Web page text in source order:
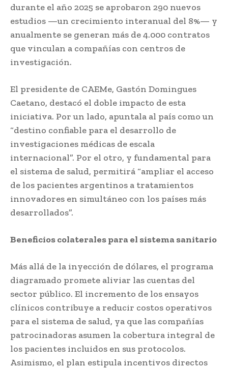
durante el año 2025 se aprobaron 290 nuevos
estudios —un crecimiento interanual del 8%— y
anualmente se generan más de 4.000 contratos
que vinculan a compañías con centros de
investigación.
El presidente de CAEMe, Gastón Domingues
Caetano, destacó el doble impacto de esta
iniciativa. Por un lado, apuntala al país como un
“destino confiable para el desarrollo de
investigaciones médicas de escala
internacional”. Por el otro, y fundamental para
el sistema de salud, permitirá “ampliar el acceso
de los pacientes argentinos a tratamientos
innovadores en simultáneo con los países más
desarrollados”.
Beneficios colaterales para el sistema sanitario
Más allá de la inyección de dólares, el programa
diagramado promete aliviar las cuentas del
sector público. El incremento de los ensayos
clínicos contribuye a reducir costos operativos
para el sistema de salud, ya que las compañías
patrocinadoras asumen la cobertura integral de
los pacientes incluidos en sus protocolos.
Asimismo, el plan estipula incentivos directos